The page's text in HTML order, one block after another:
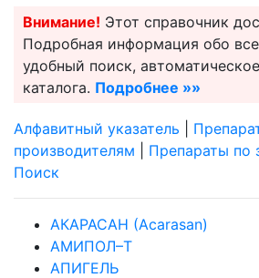
Внимание! Этот справочник
Подробная информация обо
удобный поиск,
каталога. Подробнее »»
Алфавитный указатель
производителям
Препараты по
Поиск
АКАРАСАН (Acarasan)
АМИПОЛ–Т
АПИГЕЛЬ